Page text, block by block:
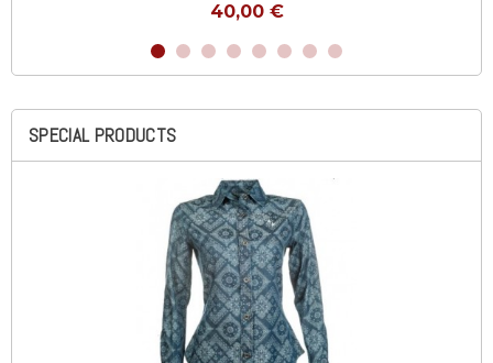
40,00 €
SPECIAL PRODUCTS